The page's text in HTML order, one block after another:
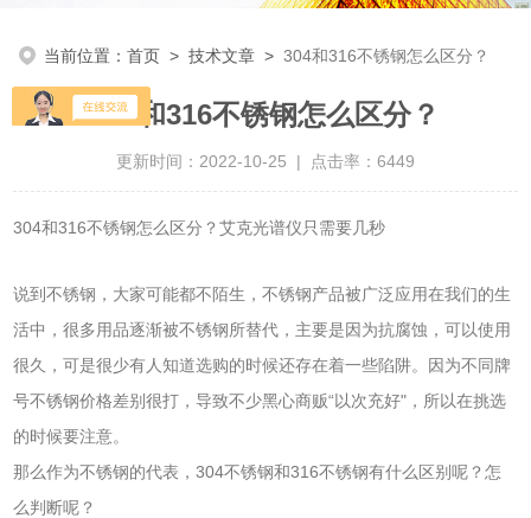
当前位置：首页 >技术文章 >304和316不锈钢怎么区分？
304和316不锈钢怎么区分？
更新时间：2022-10-25 | 点击率：6449
304和316不锈钢怎么区分？艾克光谱仪只需要几秒
说到不锈钢，大家可能都不陌生，不锈钢产品被广泛应用在我们的生
活中，很多用品逐渐被不锈钢所替代，主要是因为抗腐蚀，可以使用
很久，可是很少有人知道选购的时候还存在着一些陷阱。因为不同牌
号不锈钢价格差别很打，导致不少黑心商贩“以次充好"，所以在挑选
的时候要注意。
那么作为不锈钢的代表，304不锈钢和316不锈钢有什么区别呢？怎
么判断呢？